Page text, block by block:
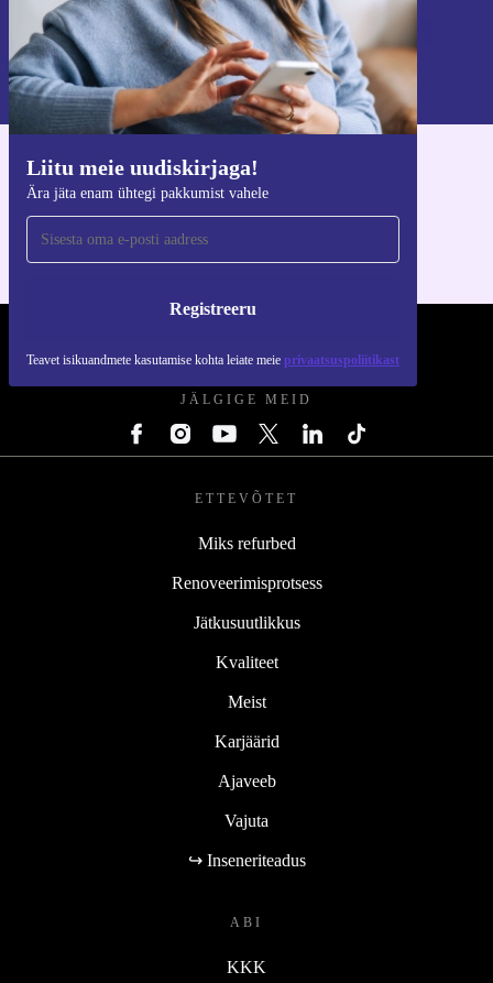
Liitu meie uudiskirjaga!
Ära jäta enam ühtegi pakkumist vahele
Registreeru
Teavet isikuandmete kasutamise kohta leiate meie privaatsuspoliitikast
Registreeru
Teavet isikuandmete kasutamise kohta leiate meie
privaatsuspoliitikast.
Hangi refurbed rakendus
iOS-i ja Androidi jaoks
JÄLGIGE MEID
ETTEVÕTET
Miks refurbed
Renoveerimisprotsess
Jätkusuutlikkus
Kvaliteet
Meist
Karjäärid
Ajaveeb
Vajuta
↪ Inseneriteadus
ABI
KKK